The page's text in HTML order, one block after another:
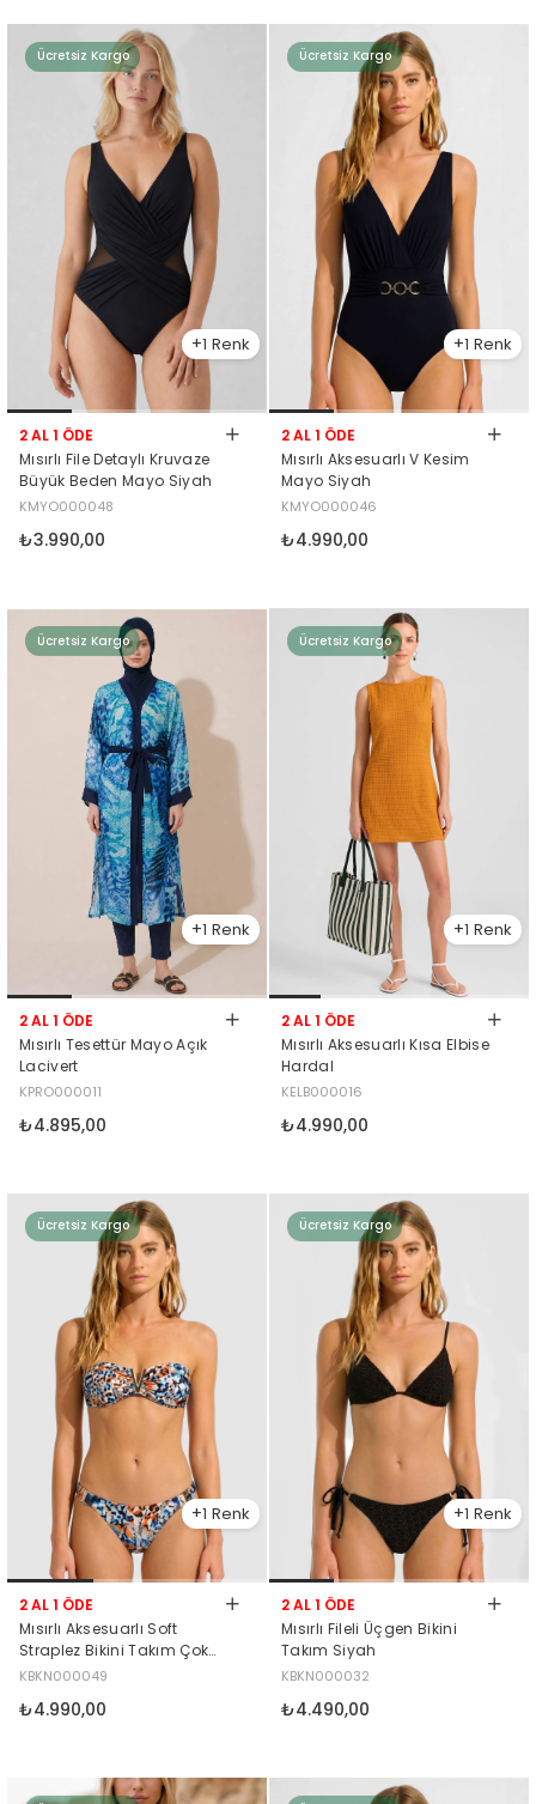
1
2 AL 1 ÖDE
Mısırlı File Detaylı Kruvaze
Büyük Beden Mayo Siyah
KMYO000048
₺3.990,00
Ücretsiz Kargo
1
2 AL 1 ÖDE
Mısırlı Aksesuarlı V Kesim
Mayo Siyah
KMYO000046
₺4.990,00
Ücretsiz Kargo
1
2 AL 1 ÖDE
Mısırlı Tesettür Mayo Açık
Lacivert
KPRO000011
₺4.895,00
Ücretsiz Kargo
1
2 AL 1 ÖDE
Mısırlı Aksesuarlı Kısa Elbise
Hardal
KELB000016
₺4.990,00
Ücretsiz Kargo
1
2 AL 1 ÖDE
Mısırlı Aksesuarlı Soft
Straplez Bikini Takım Çok
Renkli
KBKN000049
₺4.990,00
Ücretsiz Kargo
1
2 AL 1 ÖDE
Mısırlı Fileli Üçgen Bikini
Takım Siyah
KBKN000032
₺4.490,00
Ücretsiz Kargo